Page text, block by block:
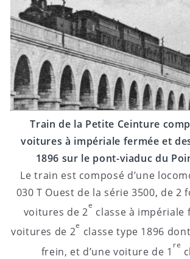
Train de la Petite Ceinture
voitures à impériale fermée et
1896 sur le pont-viaduc du
Le train est composé d’une
030 T Ouest de la série 3500, de 2
voitures de 2
e
classe à impériale
voitures de 2
e
classe type 1896
frein, et d’une voiture de 1
re